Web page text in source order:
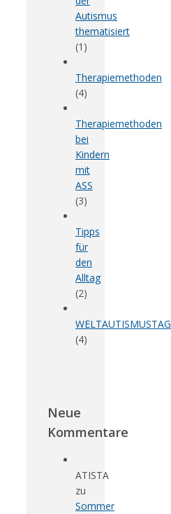
Autismus
thematisiert
(1)
Therapiemethoden
(4)
Therapiemethoden
bei
Kindern
mit
ASS
(3)
Tipps
für
den
Alltag
(2)
WELTAUTISMUSTAG
(4)
Neue
Kommentare
ATISTA
zu
Sommer